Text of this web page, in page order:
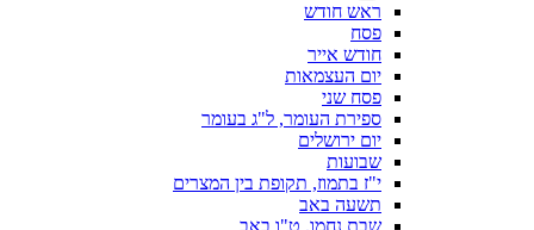
ראש חודש
פסח
חודש אייר
יום העצמאות
פסח שני
ספירת העומר, ל"ג בעומר
יום ירושלים
שבועות
י"ז בתמוז, תקופת בין המצרים
תשעה באב
שבת נחמו, ט"ו באב